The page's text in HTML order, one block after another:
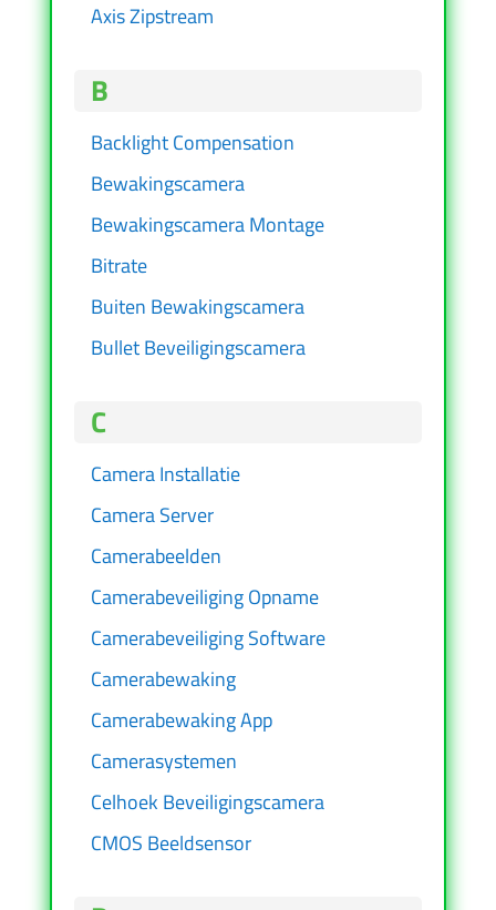
Axis Zipstream
B
Backlight Compensation
Bewakingscamera
Bewakingscamera Montage
Bitrate
Buiten Bewakingscamera
Bullet Beveiligingscamera
C
Camera Installatie
Camera Server
Camerabeelden
Camerabeveiliging Opname
Camerabeveiliging Software
Camerabewaking
Camerabewaking App
Camerasystemen
Celhoek Beveiligingscamera
CMOS Beeldsensor